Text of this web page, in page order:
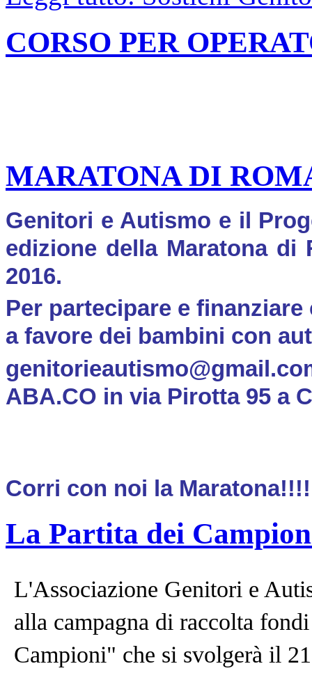
CORSO PER
MARATONA DI
Genitori e Autismo e il
edizione della Maratona
2016.
Per partecipare e
a favore dei bambini con
ABA.CO in via Pirotta 95 a
Corri con noi la Maratona!!!!
La Partita dei
L'Associazione Genitori e
alla campagna di raccolta
Campioni" che si svolgerà il